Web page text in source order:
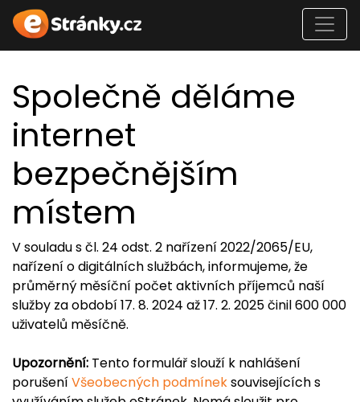
Společně děláme
internet
bezpečnějším
místem
V souladu s čl. 24 odst. 2 nařízení 2022/2065/EU,
nařízení o digitálních službách, informujeme, že
průměrný měsíční počet aktivních příjemců naší
služby za období 17. 8. 2024 až 17. 2. 2025 činil 600 000
uživatelů měsíčně.
Upozornění: Tento formulář slouží k nahlášení
porušeníVšeobecných podmíneksouvisejících s